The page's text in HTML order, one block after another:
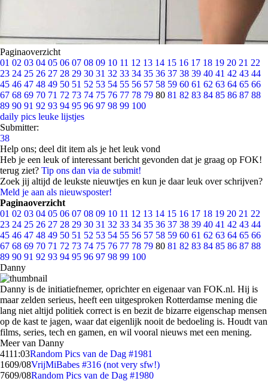
Paginaoverzicht
01 02 03 04 05 06 07 08 09 10 11 12 13 14 15 16 17 18 19 20 21 22
23 24 25 26 27 28 29 30 31 32 33 34 35 36 37 38 39 40 41 42 43 44
45 46 47 48 49 50 51 52 53 54 55 56 57 58 59 60 61 62 63 64 65 66
67 68 69 70 71 72 73 74 75 76 77 78 79 80 81 82 83 84 85 86 87 88
89 90 91 92 93 94 95 96 97 98 99 100
daily pics leuke lijstjes
Submitter:
38
Help ons; deel dit item als je het leuk vond
Heb je een leuk of interessant bericht gevonden dat je graag op FOK!
terug ziet? Tip ons dan via de submit!
Zoek jij altijd de leukste nieuwtjes en kun je daar leuk over schrijven?
Meld je aan als nieuwsposter!
Paginaoverzicht
01 02 03 04 05 06 07 08 09 10 11 12 13 14 15 16 17 18 19 20 21 22
23 24 25 26 27 28 29 30 31 32 33 34 35 36 37 38 39 40 41 42 43 44
45 46 47 48 49 50 51 52 53 54 55 56 57 58 59 60 61 62 63 64 65 66
67 68 69 70 71 72 73 74 75 76 77 78 79 80 81 82 83 84 85 86 87 88
89 90 91 92 93 94 95 96 97 98 99 100
Danny
Danny is de initiatiefnemer, oprichter en eigenaar van FOK.nl. Hij is
maar zelden serieus, heeft een uitgesproken Rotterdamse mening die
lang niet altijd politiek correct is en bezit de bizarre eigenschap mensen
op de kast te jagen, waar dat eigenlijk nooit de bedoeling is. Houdt van
films, series, tech en gamen, en wil vooral nieuws met een mening.
Meer van Danny
4111:03Random Pics van de Dag #1981
1609/08VrijMiBabes #316 (not very sfw!)
7609/08Random Pics van de Dag #1980